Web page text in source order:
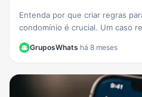
Entenda por que criar regras
condomínio é crucial. Um caso
GruposWhats·há 8 meses